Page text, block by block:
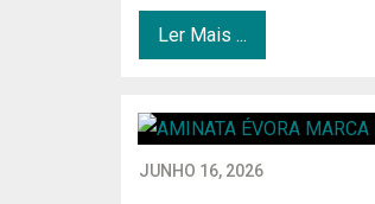
Ler Mais ...
JUNHO 16, 2026